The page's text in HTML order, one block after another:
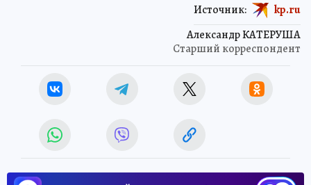
Александр КАТЕРУША
Старший корреспондент
Источник: kp.ru